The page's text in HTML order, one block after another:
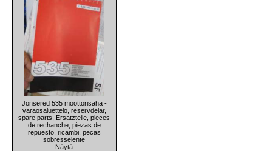
Jonsered 535 moottorisaha -
varaosaluettelo, reservdelar,
spare parts, Ersatzteile, pieces
de rechanche, piezas de
repuesto, ricambi, pecas
sobresselente
Näytä